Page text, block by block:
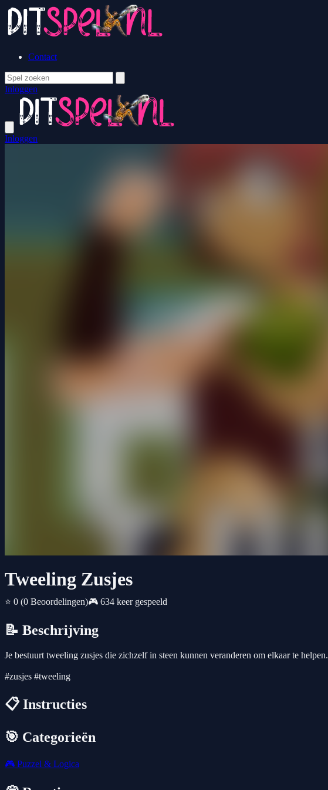
Contact
Inloggen
Inloggen
Tweeling Zusjes
⭐ 0 (0 Beoordelingen)🎮 634 keer gespeeld
📝 Beschrijving
Je bestuurt tweeling zusjes die zichzelf in steen kunnen veranderen om elkaar te helpen.
#zusjes #tweeling
📋 Instructies
🎯 Categorieën
🎮 Puzzel & Logica